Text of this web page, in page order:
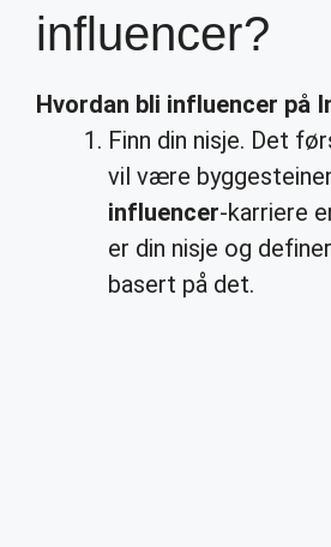
influencer?
Hvordan bli influencer på
Finn din nisje. Det
vil være
influencer-karriere
er din nisje og
basert på det.